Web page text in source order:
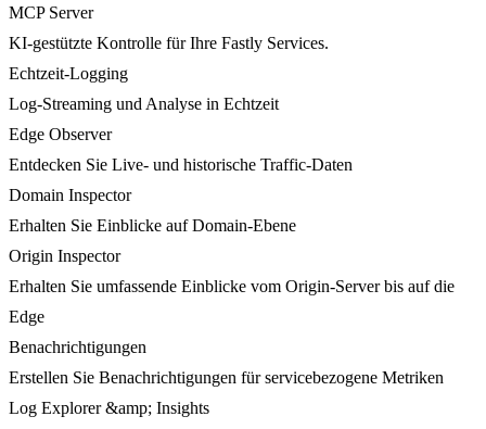
MCP Server
KI-gestützte Kontrolle für Ihre Fastly Services.
Echtzeit-Logging
Log-Streaming und Analyse in Echtzeit
Edge Observer
Entdecken Sie Live- und historische Traffic-Daten
Domain Inspector
Erhalten Sie Einblicke auf Domain-Ebene
Origin Inspector
Erhalten Sie umfassende Einblicke vom Origin-Server bis auf die
Edge
Benachrichtigungen
Erstellen Sie Benachrichtigungen für servicebezogene Metriken
Log Explorer &amp; Insights